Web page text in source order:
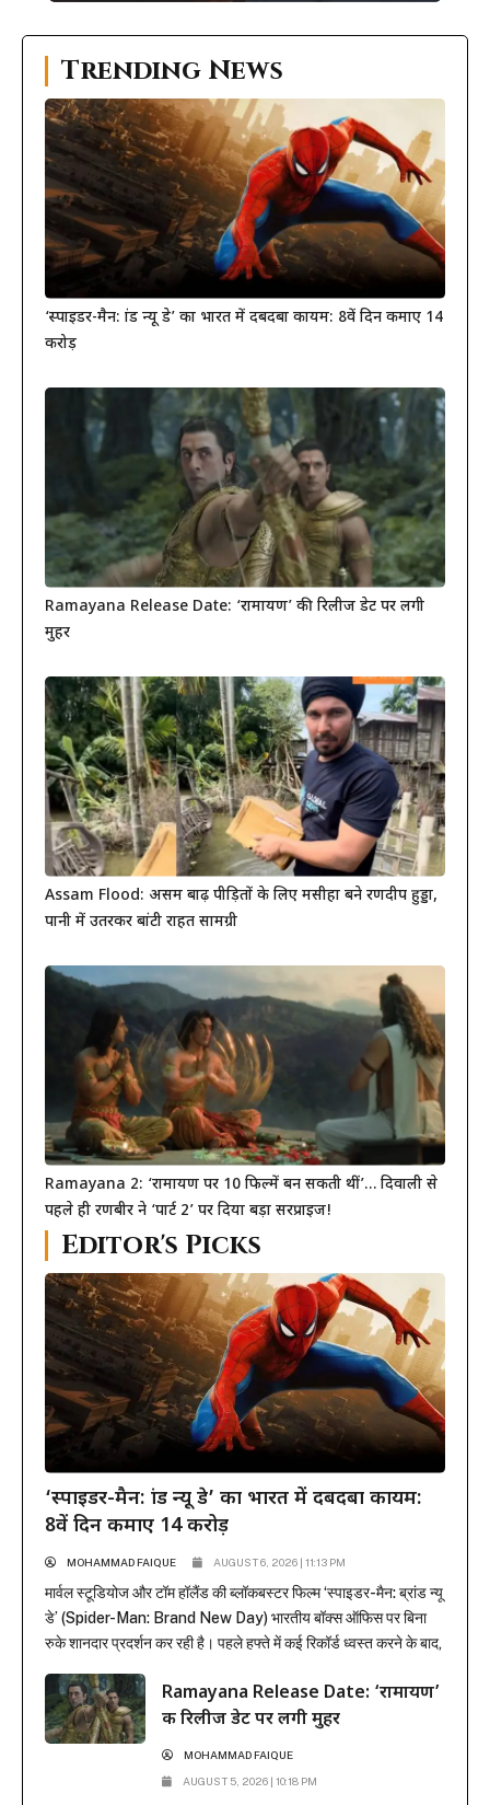
Trending News
‘स्पाइडर-मैन: ब्रांड न्यू डे’ का भारत में दबदबा कायम: 8वें दिन कमाए 14
करोड़
Ramayana Release Date: ‘रामायण’ की रिलीज डेट पर लगी
मुहर
Assam Flood: असम बाढ़ पीड़ितों के लिए मसीहा बने रणदीप हुड्डा,
पानी में उतरकर बांटी राहत सामग्री
Ramayana 2: ‘रामायण पर 10 फिल्में बन सकती थीं’… दिवाली से
पहले ही रणबीर ने ‘पार्ट 2’ पर दिया बड़ा सरप्राइज!
Editor's Picks
‘स्पाइडर-मैन: ब्रांड न्यू डे’ का भारत में दबदबा कायम:
8वें दिन कमाए 14 करोड़
MOHAMMAD FAIQUE AUGUST 6, 2026 | 11:13 PM
मार्वल स्टूडियोज और टॉम हॉलैंड की ब्लॉकबस्टर फिल्म ‘स्पाइडर-मैन: ब्रांड न्यू
डे’ (Spider-Man: Brand New Day) भारतीय बॉक्स ऑफिस पर बिना
रुके शानदार प्रदर्शन कर रही है। पहले हफ्ते में कई रिकॉर्ड ध्वस्त करने के बाद,
बनाए रखी है। रिलीज के...Ramayana Release Date: ‘रामायण’
की रिलीज डेट पर लगी मुहर
MOHAMMAD FAIQUE
AUGUST 5, 2026 | 10:18 PM